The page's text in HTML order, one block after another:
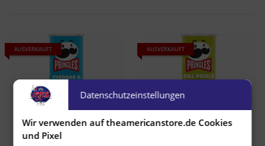
AUSVERKAUFT AUSVERKAUFT
Datenschutzeinstellungen
Wir verwenden auf theamericanstore.de Cookies
und Pixel